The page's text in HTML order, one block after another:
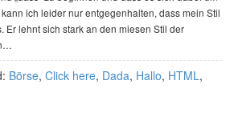
ich leider nur entgegenhalten, dass mein Stil
Er lehnt sich stark an den miesen Stil der
Börse, Click here, Dada, Hallo, HTML,